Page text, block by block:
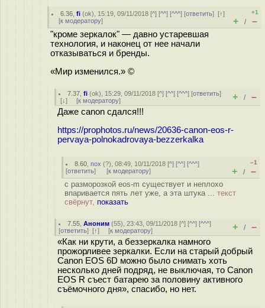
6.36 ,fi (ok), 15:19, 09/11/2018 [^] [^^] [^^^] [ответить][↑]
[к модератору]
+1
+ / –
"кроме зеркалок" — давно устаревшая
технология, и наконец от нее начали
отказываться и бренды.
«Мир изменился.» ©
7.37 ,fi (ok), 15:29, 09/11/2018 [^] [^^] [^^^] [ответить]
[↓] [к модератору] + / –
Даже canon сдался!!!
https://prophotos.ru/news/20636-canon-eos-r-
pervaya-polnokadrovaya-bezzerkalka
8.60 ,пох (?), 08:49, 10/11/2018 [^] [^^] [^^^]
[ответить] [к модератору]
–1
+ / –
с разморозкой eos-m существует и неплохо
впаривается пять лет уже, а эта штука ... текст
свёрнут, показать
7.55 ,Аноним (55), 23:43, 09/11/2018 [^] [^^] [^^^]
[ответить] [↑] [к модератору] + / –
«Как ни крути, а беззеркалка намного
прожорливее зеркалки. Если на старый добрый
Canon EOS 6D можно было снимать хоть
несколько дней подряд, не выключая, то Canon
EOS R съест батарею за половину активного
съёмочного дня», спасибо, но нет.